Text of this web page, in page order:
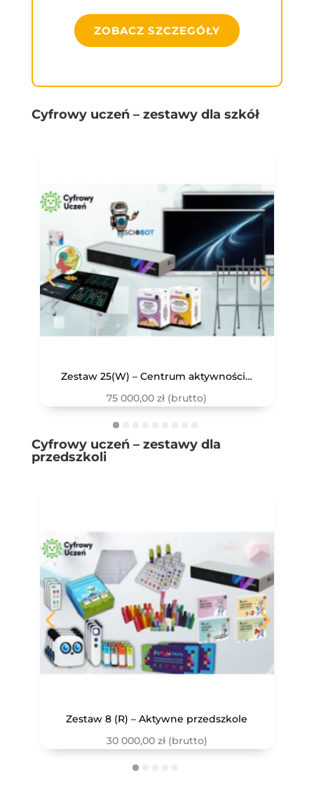
ZOBACZ SZCZEGÓŁY
Cyfrowy uczeń – zestawy dla szkół
Zestaw 25(W) – Centrum aktywności i wsparcia SPE
75 000,00zł (brutto)
Cyfrowy uczeń – zestawy dla
przedszkoli
Zestaw 8 (R) – Aktywne przedszkole
30 000,00 zł (brutto)